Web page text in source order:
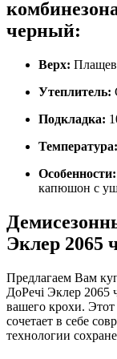
черный:
Верх:
Утеплитель:
Подкладка:
Температура:
Особенности:
капюшон с
Эклер 2065
Предлагаем Вам
ДоРечі Эклер 2065
вашего крохи.
сочетает в себе
технологии